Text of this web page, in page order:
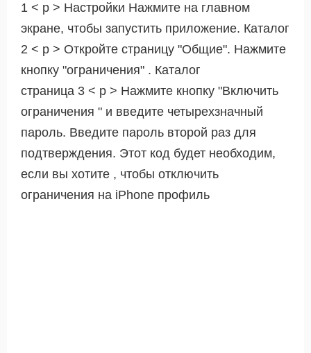
1 < р > Настройки Нажмите на главном
экране, чтобы запустить приложение. Каталог
2 < р > Откройте страницу "Общие". Нажмите
кнопку "ограничения" . Каталог
страница 3 < р > Нажмите кнопку "Включить
ограничения " и введите четырехзначный
пароль. Введите пароль второй раз для
подтверждения. Этот код будет необходим,
если вы хотите , чтобы отключить
ограничения на iPhone профиль